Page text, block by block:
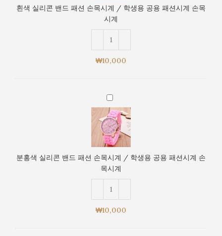
생
용
용
패
션
손
목
시
계
드
패
목
시
학
생
용
공
용
패
션
계
손
목
흰색 실리콘 밴드 패션 손목시계 / 학생용 공용 패션시계 손목
시계
₩10,000
분
홍
색
실
리
밴
드
손
목
분홍색 실리콘 밴드 패션 손목시계 / 학생용 공용 패션시계 손
목시계
₩10,000